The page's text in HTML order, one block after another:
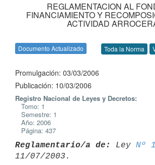
REGLAMENTACION AL
FINANCIAMIENTO Y
ACTIVIDAD
Documento Actualizado Toda la Norma
Promulgación: 03/03/2006
Publicación: 10/03/2006
Registro Nacional de Leyes y Decretos:
Tomo: 1
Semestre: 1
Año: 2006
Página: 437
Reglamentario/a de: Ley Nº